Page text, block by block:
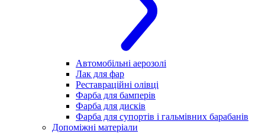
Автомобільні аерозолі
Лак для фар
Реставраційні олівці
Фарба для бамперів
Фарба для дисків
Фарба для супортів і гальмівних барабанів
Допоміжні матеріали